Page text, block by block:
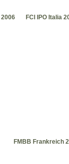
2006 FCI IPO Italia
FMBB Frankreich